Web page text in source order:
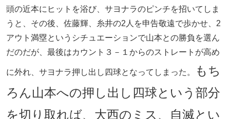
頭の近本にヒットを浴び、サヨナラのピンチを招いてしま
うと、その後、佐藤輝、糸井の2人を申告敬遠で歩かせ、2
アウト満塁というシチュエーションで山本との勝負を選ん
だのだが、最後はカウント３－１からのストレートが高め
に外れ、サヨナラ押し出し四球となってしまった。
もち
ろん山本への押し出し四球という部分
を切り取れば、大西のミス、自滅とい